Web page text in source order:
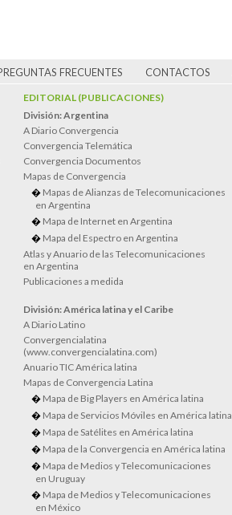
FRECUENTES CONTACTOS
EDITORIAL (PUBLICACIONES)
División: Argentina
A Diario Convergencia
Convergencia Telemática
Convergencia Documentos
Mapas de Convergencia
Mapas de Alianzas de Telecomunicaciones
en Argentina
Mapa de Internet en Argentina
Mapa del Espectro en Argentina
Atlas y Anuario de las Telecomunicaciones
en Argentina
Publicaciones a medida
División: América latina y el Caribe
A Diario Latino
Convergencialatina
(www.convergencialatina.com)
Anuario TIC América latina
Mapas de Convergencia Latina
Mapa de Big Players en América latina
Mapa de Servicios Móviles en América latina
Mapa de Satélites en América latina
Mapa de la Convergencia en América latina
Mapa de Medios y Telecomunicaciones
en Uruguay
Mapa de Medios y Telecomunicaciones
en México